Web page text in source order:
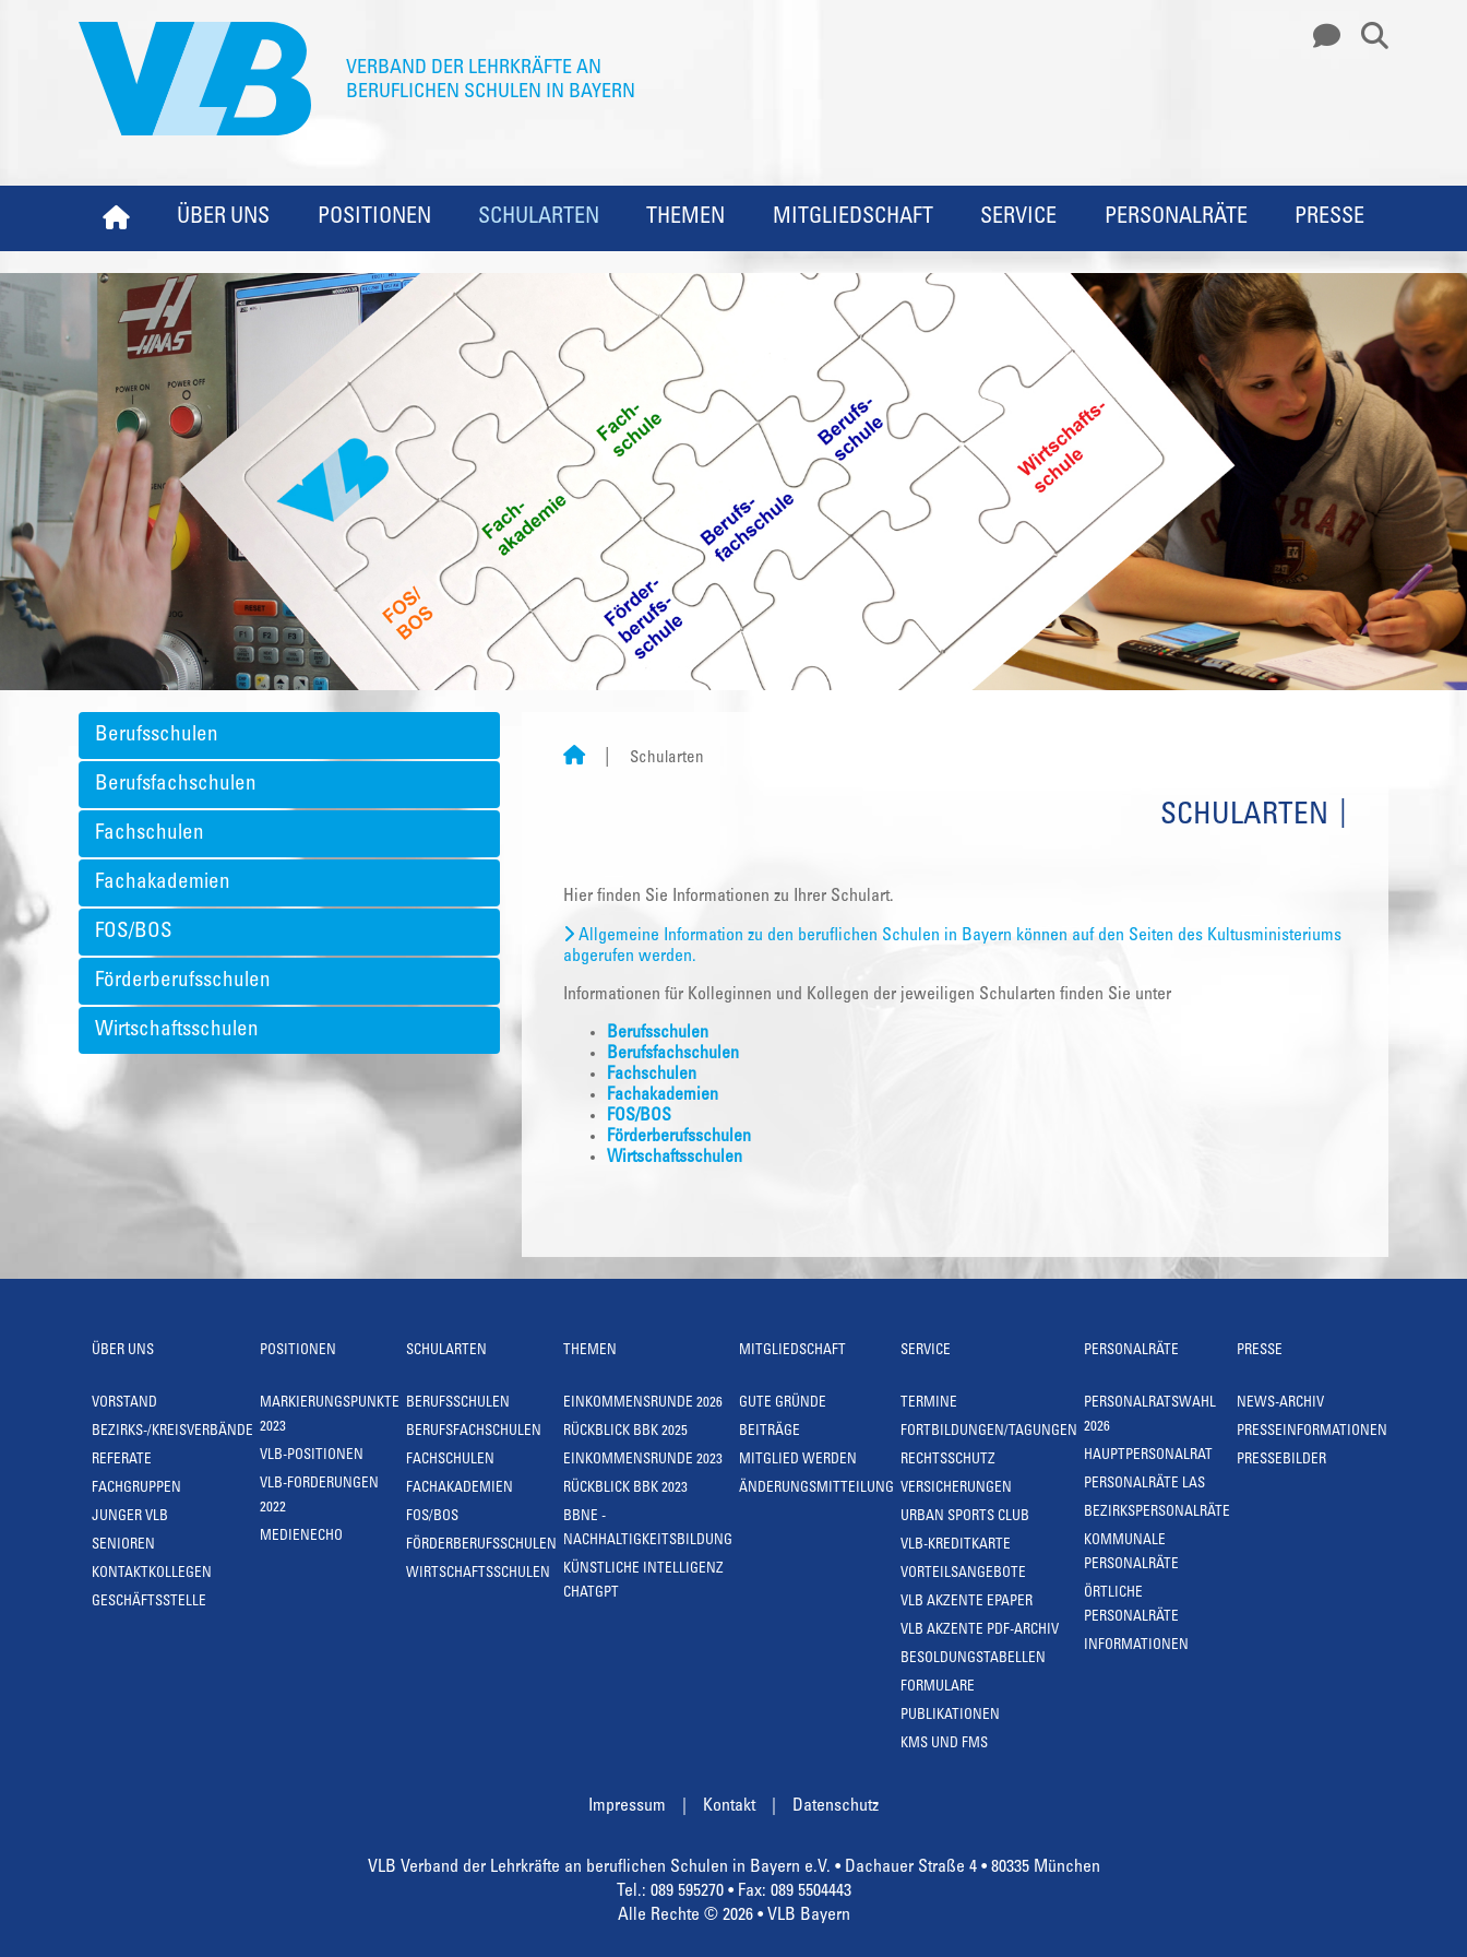
ÜBER UNS POSITIONEN SCHULARTEN THEMEN MITGLIEDSCHAFT SERVICE PERSONALRÄTE PRESSE
Berufsschulen
Berufsfachschulen
Fachschulen
Fachakademien
FOS/BOS
Förderberufsschulen
Wirtschaftsschulen
Schularten
SCHULARTEN
Hier finden Sie Informationen zu Ihrer Schulart.
Allgemeine Information zu den beruflichen Schulen in Bayern können auf den Seiten des Kultusministeriums
abgerufen werden.
Informationen für Kolleginnen und Kollegen der jeweiligen Schularten finden Sie unter
Berufsschulen
Berufsfachschulen
Fachschulen
Fachakademien
FOS/BOS
Förderberufsschulen
Wirtschaftsschulen
ÜBER UNS
VORSTAND
BEZIRKS-/KREISVERBÄNDE
REFERATE
FACHGRUPPEN
JUNGER VLB
SENIOREN
KONTAKTKOLLEGEN
GESCHÄFTSSTELLE
POSITIONEN
MARKIERUNGSPUNKTE
2023
VLB-POSITIONEN
VLB-FORDERUNGEN
2022
MEDIENECHO
SCHULARTEN
BERUFSSCHULEN
BERUFSFACHSCHULEN
FACHSCHULEN
FACHAKADEMIEN
FOS/BOS
FÖRDERBERUFSSCHULEN
WIRTSCHAFTSSCHULEN
THEMEN
EINKOMMENSRUNDE 2026
RÜCKBLICK BBK 2025
EINKOMMENSRUNDE 2023
RÜCKBLICK BBK 2023
BBNE -
NACHHALTIGKEITSBILDUNG
KÜNSTLICHE INTELLIGENZ
CHATGPT
MITGLIEDSCHAFT
GUTE GRÜNDE
BEITRÄGE
MITGLIED WERDEN
ÄNDERUNGSMITTEILUNG
SERVICE
TERMINE
FORTBILDUNGEN/TAGUNGEN
RECHTSSCHUTZ
VERSICHERUNGEN
URBAN SPORTS CLUB
VLB-KREDITKARTE
VORTEILSANGEBOTE
VLB AKZENTE EPAPER
VLB AKZENTE PDF-ARCHIV
BESOLDUNGSTABELLEN
FORMULARE
PUBLIKATIONEN
KMS UND FMS
PERSONALRÄTE
PERSONALRATSWAHL
2026
HAUPTPERSONALRAT
PERSONALRÄTE LAS
BEZIRKSPERSONALRÄTE
KOMMUNALE
PERSONALRÄTE
ÖRTLICHE
PERSONALRÄTE
INFORMATIONEN
PRESSE
NEWS-ARCHIV
PRESSEINFORMATIONEN
PRESSEBILDER
Impressum Kontakt Datenschutz
VLB Verband der Lehrkräfte an beruflichen Schulen in Bayern e.V. • Dachauer Straße 4 • 80335 München
Tel.: 089 595270 • Fax: 089 5504443
Alle Rechte © 2026 • VLB Bayern